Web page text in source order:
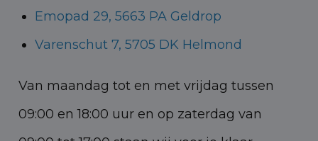
Emopad 29, 5663 PA Geldrop
Varenschut 7, 5705 DK Helmond
Van maandag tot en met vrijdag tussen
09:00 en 18:00 uur en op zaterdag van